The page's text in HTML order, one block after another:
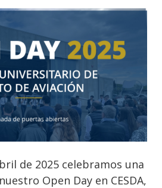
de 2025 celebramos una
Open Day en CESDA,